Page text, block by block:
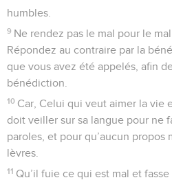
humbles.
9 Ne rendez pas le mal pour le
Répondez au contraire par la
que vous avez été appelés, afin
bénédiction.
10 Car, Celui qui veut aimer la vie
doit veiller sur sa langue pour ne
paroles, et pour qu’aucun propos
lèvres.
11 Qu’il fuie ce qui est mal et